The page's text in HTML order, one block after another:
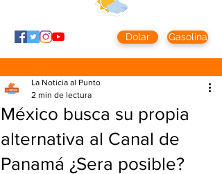
Dolar Gasolina
México busca su propia
alternativa al Canal de
Panamá ¿Sera posible?
La Noticia al Punto
2 min de lectura